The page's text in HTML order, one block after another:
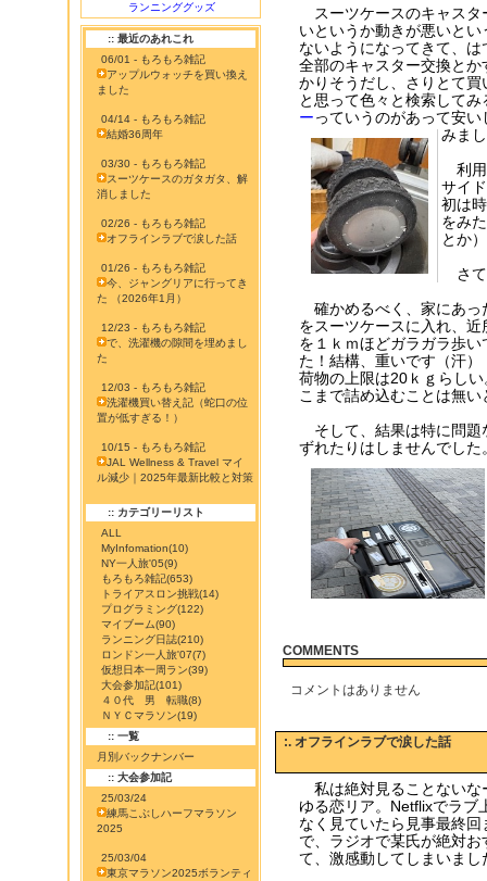
ランニンググッズ
:: 最近のあれこれ
06/01 - もろもろ雑記
アップルウォッチを買い換え
ました
04/14 - もろもろ雑記
結婚36周年
03/30 - もろもろ雑記
スーツケースのガタガタ、解
消しました
02/26 - もろもろ雑記
オフラインラブで涙した話
01/26 - もろもろ雑記
今、ジャングリアに行ってき
た （2026年1月）
12/23 - もろもろ雑記
で、洗濯機の隙間を埋めまし
た
12/03 - もろもろ雑記
洗濯機買い替え記（蛇口の位
置が低すぎる！）
10/15 - もろもろ雑記
JAL Wellness & Travel マイ
ル減少｜2025年最新比較と対策
:: カテゴリーリスト
ALL
MyInfomation(10)
NY一人旅'05(9)
もろもろ雑記(653)
トライアスロン挑戦(14)
プログラミング(122)
マイブーム(90)
ランニング日誌(210)
ロンドン一人旅'07(7)
仮想日本一周ラン(39)
大会参加記(101)
４０代 男 転職(8)
ＮＹＣマラソン(19)
:: 一覧
月別バックナンバー
:: 大会参加記
25/03/24
練馬こぶしハーフマラソン
2025
25/03/04
東京マラソン2025ボランティ
スーツケースのキャスタ
いというか動きが悪いとい
ないようになってきて、
全部のキャスター交換と
かりそうだし、さりとて
と思って色々と検索してみ
ーっていうのがあって安
みま
利用
サイ
初は
をみ
とか
さて
確かめるべく、家にあっ
をスーツケースに入れ、
を１ｋｍほどガラガラ歩
た！結構、重いです（汗
荷物の上限は20ｋｇらし
こまで詰め込むことは無い
そして、結果は特に問題
ずれたりはしませんでした
COMMENTS
コメントはありません
:. オフラインラブで涙した話
私は絶対見ることないな
ゆる恋リア。Netflixでラブ
なく見ていたら見事最終
で、ラジオで某氏が絶対
て、激感動してしまいまし